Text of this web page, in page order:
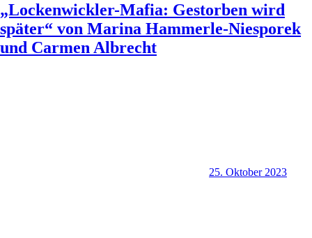
„Lockenwickler-Mafia: Gestorben wird
später“ von Marina Hammerle-Niesporek
und Carmen Albrecht
25. Oktober 2023